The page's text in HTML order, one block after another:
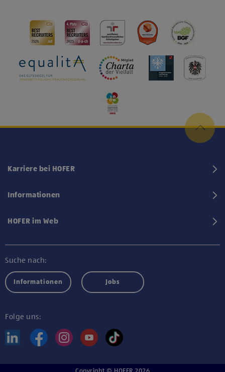
Karriere bei HOFER
Informationen
HOFER im Web
Suche nach:
Informationen Jobs
Folge uns: